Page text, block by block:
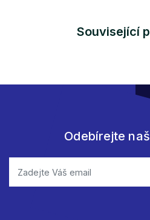
Související
Odebírejte